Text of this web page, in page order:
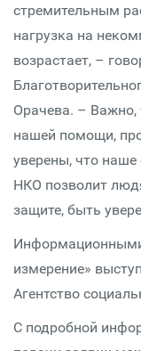
стремительным
нагрузка на
возрастает, –
Орачева. –
нашей помощи,
уверены, что
НКО позволит
защите, быть
измерение»
Агентство
С подробной